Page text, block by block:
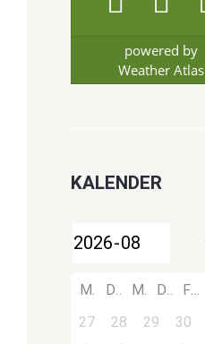
powered by
Weather Atlas
KALENDER
M D M D F
27
28 29 30